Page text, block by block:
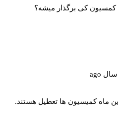
کی برگذار میشه؟
کمیسیون ها تعطیل هستند.